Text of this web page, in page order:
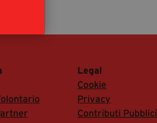
+39 346 954 4078
Legal
Cookie
Privacy
Contributi Pubblici